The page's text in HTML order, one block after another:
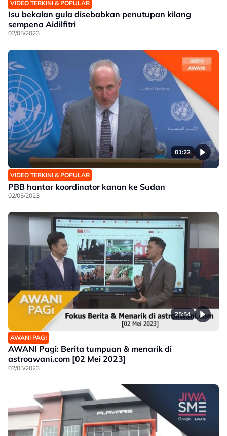
VIDEO TERKINI & POPULAR
Isu bekalan gula disebabkan penutupan kilang
sempena Aidilfitri
02/05/2023
01:22
VIDEO TERKINI & POPULAR
PBB hantar koordinator kanan ke Sudan
02/05/2023
25:54
AWANI PAGI
AWANI Pagi: Berita tumpuan & menarik di
astroawani.com [02 Mei 2023]
02/05/2023